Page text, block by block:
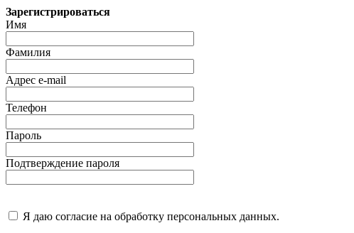
Зарегистрироваться
Имя
Фамилия
Адрес e-mail
Телефон
Пароль
Подтверждение пароля
Я даю согласие на обработку персональных данных.